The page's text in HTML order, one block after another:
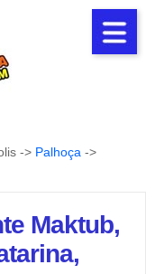
-> Palhoça ->
Maktub,